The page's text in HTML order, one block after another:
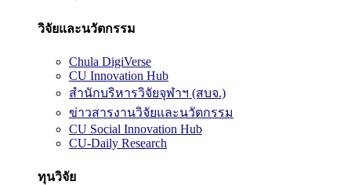
วิจัยและนวัตกรรม
Chula DigiVerse
CU Innovation Hub
สำนักบริหารวิจัยจุฬาฯ (สบจ.)
ข่าวสารงานวิจัยและนวัตกรรม
CU Social Innovation Hub
CU-Daily Research
ทุนวิจัย